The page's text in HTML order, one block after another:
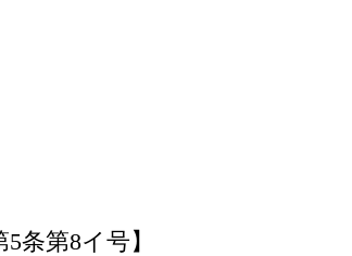
条第8イ号】